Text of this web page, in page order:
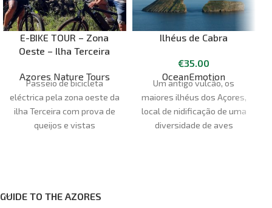
E-BIKE TOUR – Zona
Oeste – Ilha Terceira
Azores Nature Tours
Passeio de bicicleta
eléctrica pela zona oeste da
ilha Terceira com prova de
queijos e vistas
Ilhéus de Cabra
€35.00
OceanEmotion
Um antigo vulcão, os
maiores ilhéus dos Açores,
local de nidificação de uma
diversidade de aves
GUIDE TO THE AZORES